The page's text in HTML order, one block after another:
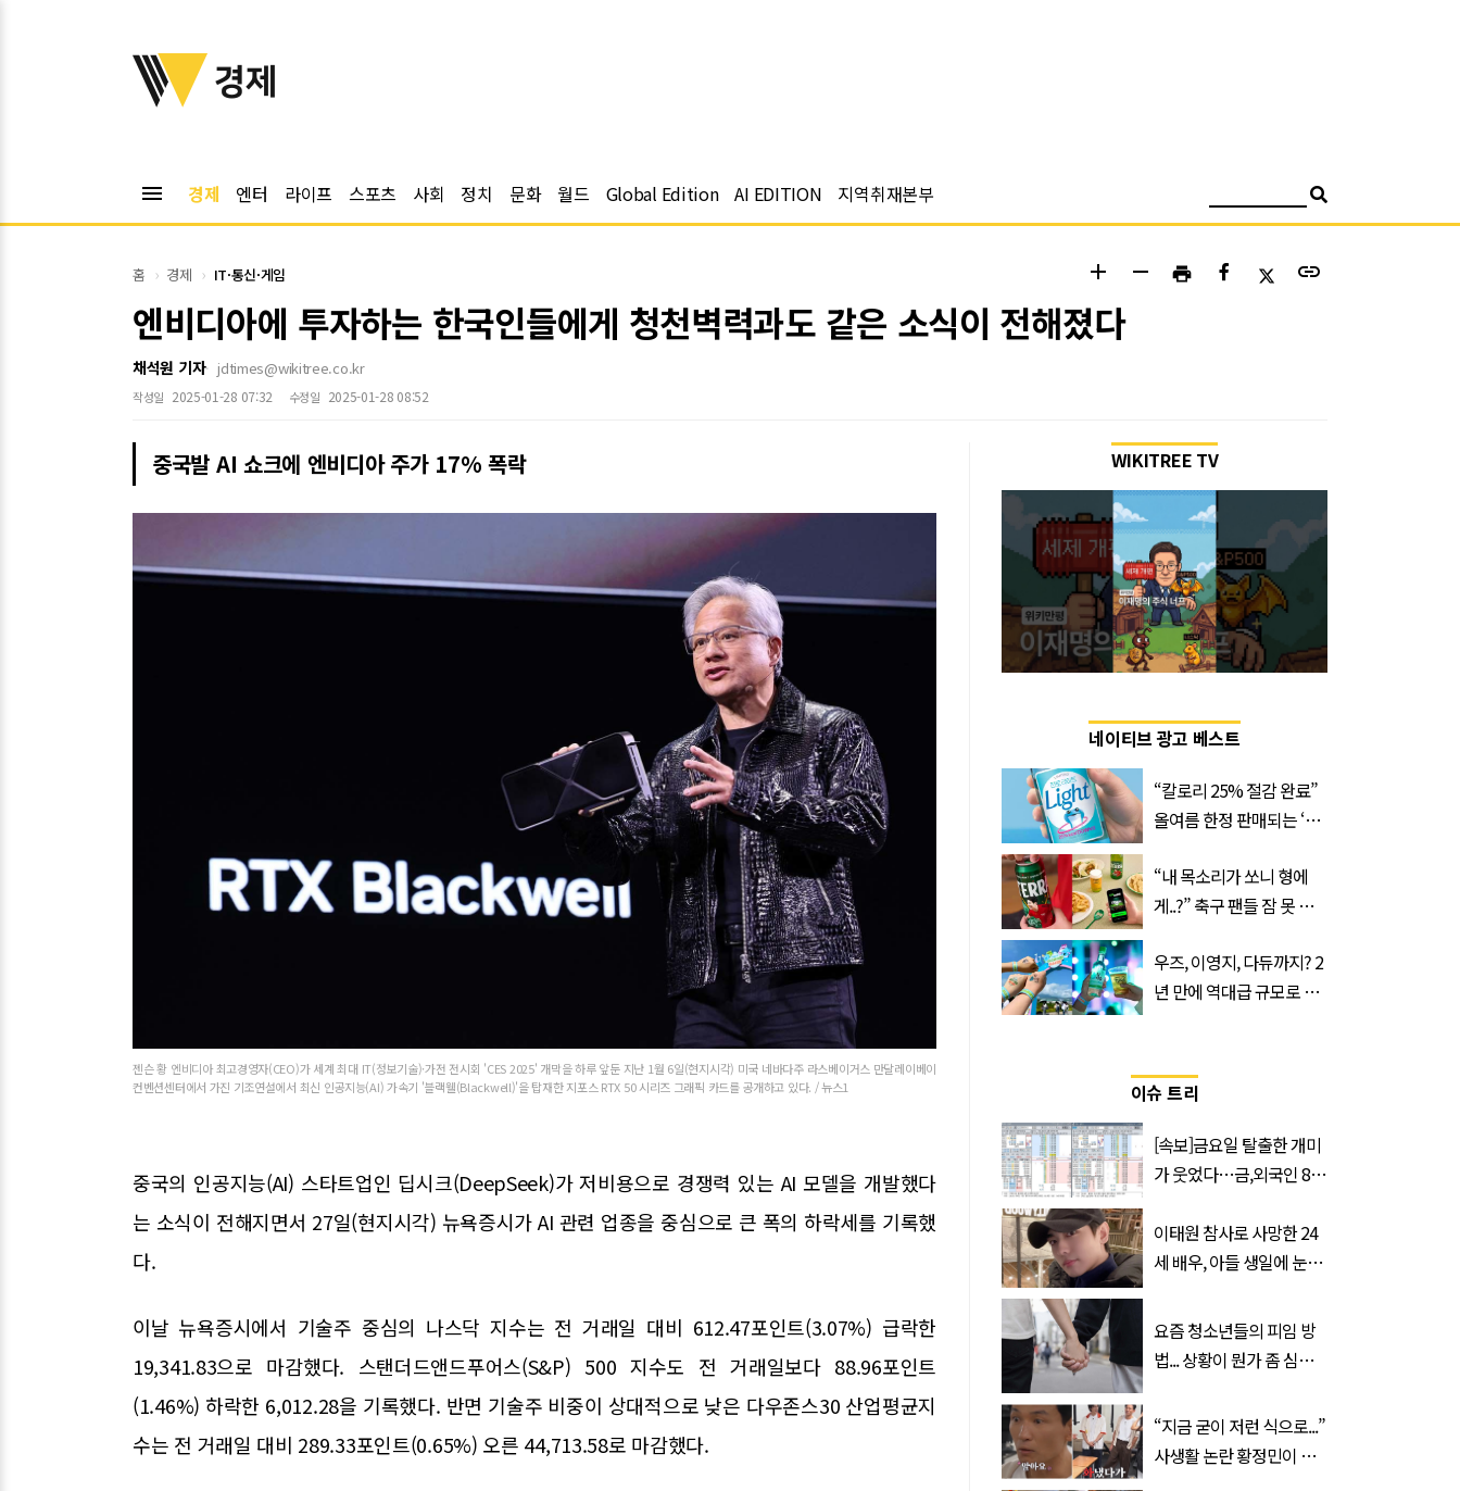
위키트리
경제
menu 경제 엔터 라이프 스포츠 사회 정치 문화 월드 Global Edition AI EDITION 지역취재본부
홈 경제 IT·통신·게임 add remove print link
엔비디아에 투자하는 한국인들에게 청천벽력과도 같은 소식이 전해졌다
채석원 기자 jdtimes@wikitree.co.kr
작성일 2025-01-28 07:32 수정일 2025-01-28 08:52
중국발 AI 쇼크에 엔비디아 주가 17% 폭락
젠슨 황 엔비디아 최고경영자(CEO)가 세계 최대 IT(정보기술)·가전 전시회 'CES 2025' 개막을 하루 앞둔 지난 1월 6일(현지시각) 미국 네바다주 라스베이거스 만달레이베이
컨벤션센터에서 가진 기조연설에서 최신 인공지능(AI) 가속기 '블랙웰(Blackwell)'을 탑재한 지포스 RTX 50 시리즈 그래픽 카드를 공개하고 있다. / 뉴스1
중국의 인공지능(AI) 스타트업인 딥시크(DeepSeek)가 저비용으로 경쟁력 있는 AI 모델을 개발했다
는 소식이 전해지면서 27일(현지시각) 뉴욕증시가 AI 관련 업종을 중심으로 큰 폭의 하락세를 기록했
다.
이날 뉴욕증시에서 기술주 중심의 나스닥 지수는 전 거래일 대비 612.47포인트(3.07%) 급락한
19,341.83으로 마감했다. 스탠더드앤드푸어스(S&P) 500 지수도 전 거래일보다 88.96포인트
(1.46%) 하락한 6,012.28을 기록했다. 반면 기술주 비중이 상대적으로 낮은 다우존스30 산업평균지
수는 전 거래일 대비 289.33포인트(0.65%) 오른 44,713.58로 마감했다.
WIKITREE TV
네이티브 광고 베스트
“칼로리 25% 절감 완료”
올여름 한정 판매되는 ‘최
“내 목소리가 쏘니 형에
게..?” 축구 팬들 잠 못 들
트
우즈, 이영지, 다듀까지? 2
년 만에 역대급 규모로 돌
이슈 트리
[속보]금요일 탈출한 개미
가 웃었다…금,외국인 8조
하이닉스 '와르르'
이태원 참사로 사망한 24
세 배우, 아들 생일에 눈물
요즘 청소년들의 피임 방
법... 상황이 뭔가 좀 심각
“지금 굳이 저런 식으로...”
사생활 논란 황정민이 곧